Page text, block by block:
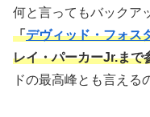
何と言ってもバックア
「デヴィッド・フォス
レイ・パーカーJr.まで
ドの最高峰とも言える